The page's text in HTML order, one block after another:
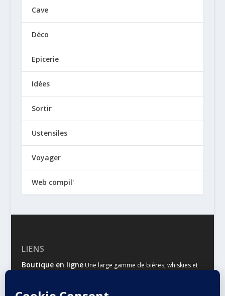
Cave
Déco
Epicerie
Idées
Sortir
Ustensiles
Voyager
Web compil'
LIENS
Boutique en ligneUne large gamme de bières, whiskies et